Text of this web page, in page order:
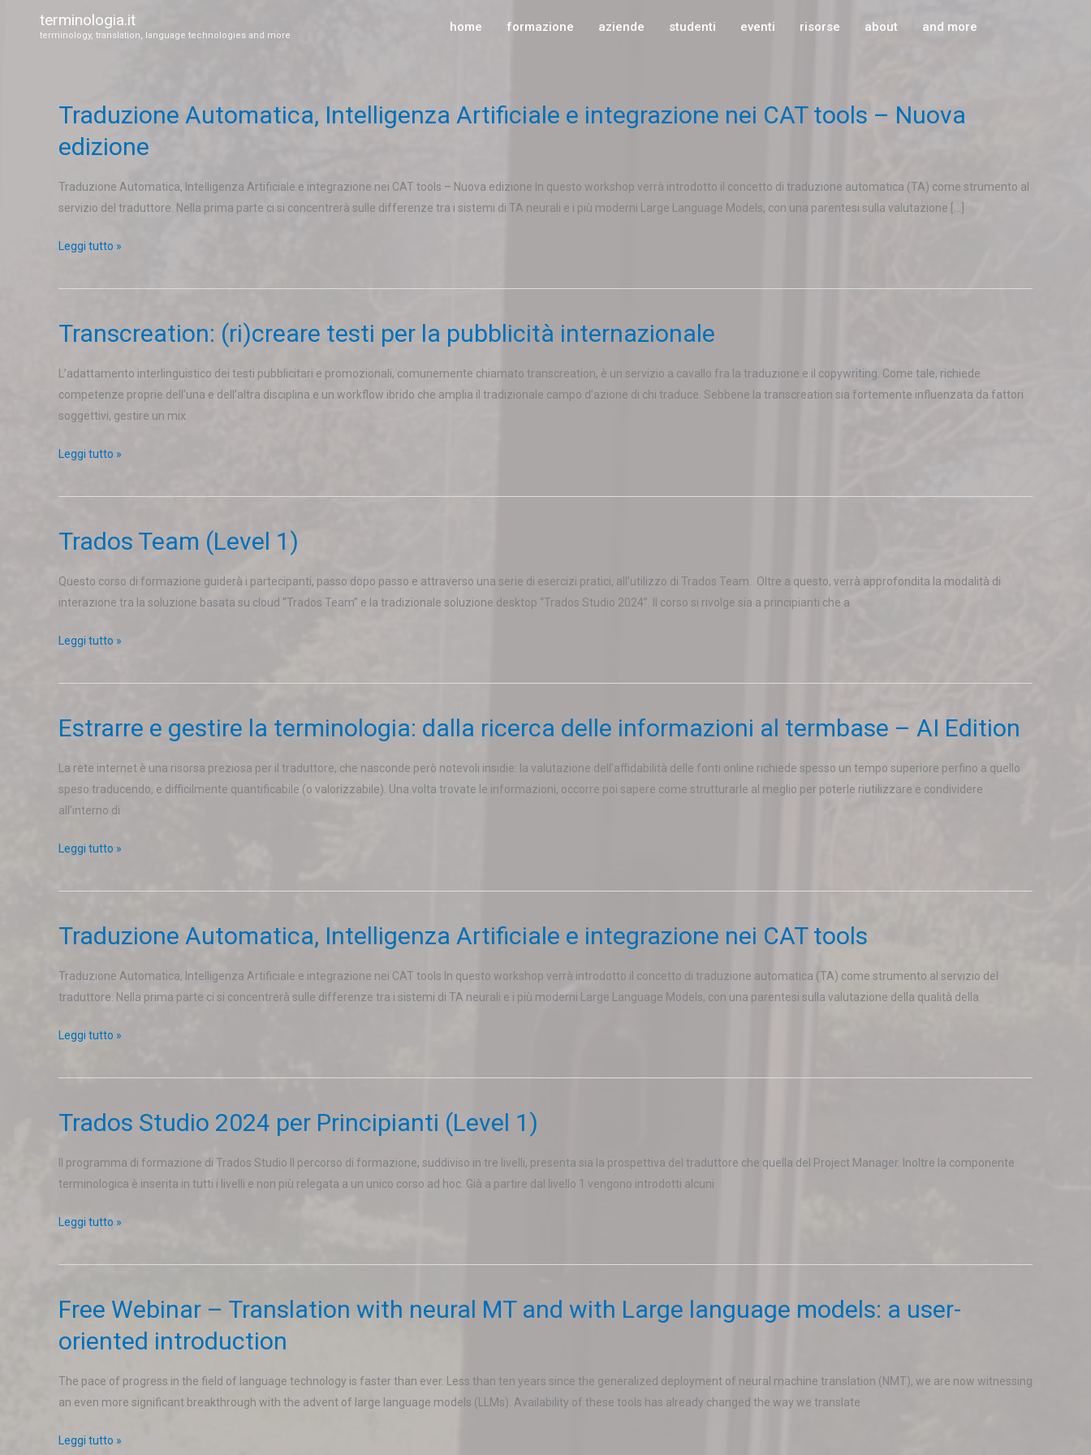
terminologia.it
terminology, translation, language technologies and more
home formazione aziende studenti eventi risorse about and more
Traduzione Automatica, Intelligenza Artificiale e integrazione nei CAT tools – Nuova
edizione
Traduzione Automatica, Intelligenza Artificiale e integrazione nei CAT tools – Nuova edizione In questo workshop verrà introdotto il concetto di traduzione automatica (TA) come strumento al
servizio del traduttore. Nella prima parte ci si concentrerà sulle differenze tra i sistemi di TA neurali e i più moderni Large Language Models, con una parentesi sulla valutazione […]
Traduzione
Intelligenza
e
integrazione
CAT
edizione
Leggi tutto »
Transcreation: (ri)creare testi per la pubblicità internazionale
L’adattamento interlinguistico dei testi pubblicitari e promozionali, comunemente chiamato transcreation, è un servizio a cavallo fra la traduzione e il copywriting. Come tale, richiede
competenze proprie dell’una e dell’altra disciplina e un workflow ibrido che amplia il tradizionale campo d’azione di chi traduce. Sebbene la transcreation sia fortemente influenzata da fattori
soggettivi, gestire un mix
Transcreation:
testi
per
la
internazionale
Leggi tutto »
Trados Team (Level 1)
Questo corso di formazione guiderà i partecipanti, passo dopo passo e attraverso una serie di esercizi pratici, all’utilizzo di Trados Team. Oltre a questo, verrà approfondita la modalità di
interazione tra la soluzione basata su cloud “Trados Team” e la tradizionale soluzione desktop “Trados Studio 2024”. Il corso si rivolge sia a principianti che a
Trados
(Level
1)
Leggi tutto »
Estrarre e gestire la terminologia: dalla ricerca delle informazioni al termbase – AI Edition
La rete internet è una risorsa preziosa per il traduttore, che nasconde però notevoli insidie: la valutazione dell’affidabilità delle fonti online richiede spesso un tempo superiore perfino a quello
speso traducendo, e difficilmente quantificabile (o valorizzabile). Una volta trovate le informazioni, occorre poi sapere come strutturarle al meglio per poterle riutilizzare e condividere
all’interno di
Estrarre
gestire
la
terminologia:
ricerca
informazioni
termbase
AI
Edition
Leggi tutto »
Traduzione Automatica, Intelligenza Artificiale e integrazione nei CAT tools
Traduzione Automatica, Intelligenza Artificiale e integrazione nei CAT tools In questo workshop verrà introdotto il concetto di traduzione automatica (TA) come strumento al servizio del
traduttore. Nella prima parte ci si concentrerà sulle differenze tra i sistemi di TA neurali e i più moderni Large Language Models, con una parentesi sulla valutazione della qualità della
Traduzione
Intelligenza
Artificiale
integrazione
CAT
Leggi tutto »
Trados Studio 2024 per Principianti (Level 1)
Il programma di formazione di Trados Studio Il percorso di formazione, suddiviso in tre livelli, presenta sia la prospettiva del traduttore che quella del Project Manager. Inoltre la componente
terminologica è inserita in tutti i livelli e non più relegata a un unico corso ad hoc. Già a partire dal livello 1 vengono introdotti alcuni
Trados
2024
per
(Level
Leggi tutto »
Free Webinar – Translation with neural MT and with Large language models: a user-
oriented introduction
The pace of progress in the field of language technology is faster than ever. Less than ten years since the generalized deployment of neural machine translation (NMT), we are now witnessing
an even more significant breakthrough with the advent of large language models (LLMs). Availability of these tools has already changed the way we translate
Free
–
with
neural
and
Leggi tutto »